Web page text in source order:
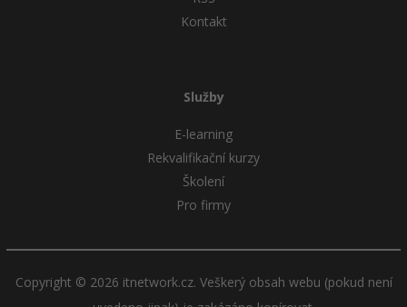
Kontakt
Služby
E-learning
Rekvalifikační kurzy
Školení
Pro firmy
Copyright © 2026 itnetwork.cz. Veškerý obsah webu (pokud není